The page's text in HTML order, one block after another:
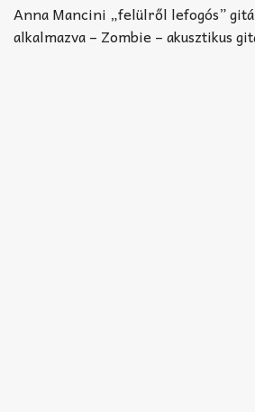
TABok
Anna Mancini „felülről lefogós”
alkalmazva – Zombie – akusztikus